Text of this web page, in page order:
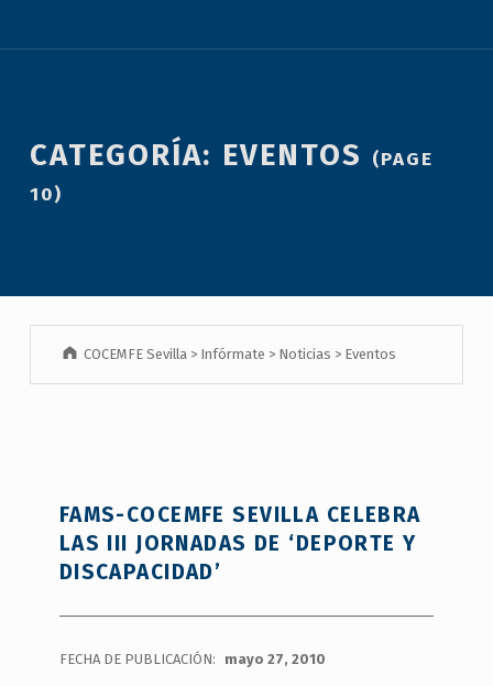
CATEGORÍA: EVENTOS
(PAGE
10)
COCEMFE Sevilla > Infórmate > Noticias > Eventos
FAMS-COCEMFE SEVILLA CELEBRA
LAS III JORNADAS DE ‘DEPORTE Y
DISCAPACIDAD’
FECHA DE PUBLICACIÓN: mayo 27, 2010